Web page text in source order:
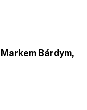
Bárdym,